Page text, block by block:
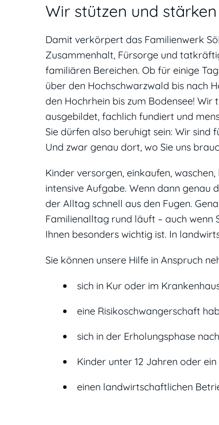
Wir stützen und
Damit verkörpert das Familienwerk
Zusammenhalt, Fürsorge und
familiären Bereichen. Ob für einige
über den Hochschwarzwald bis nach
den Hochrhein bis zum Bodensee! Wir
ausgebildet, fachlich fundiert und
Sie dürfen also beruhigt sein: Wir sind
Und zwar genau dort, wo Sie uns
Kinder versorgen, einkaufen,
intensive Aufgabe. Wenn dann genau
der Alltag schnell aus den Fugen.
Familienalltag rund läuft – auch wenn
Ihnen besonders wichtig ist. In
Sie können unsere Hilfe in Anspruch
sich in Kur oder im
eine Risikoschwangerschaft
sich in der Erholungsphase
Kinder unter 12 Jahren oder
einen landwirtschaftlichen